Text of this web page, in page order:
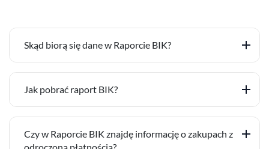
Skąd biorą się dane w Raporcie BIK?
Jak pobrać raport BIK?
Czy w Raporcie BIK znajdę informację o zakupach z